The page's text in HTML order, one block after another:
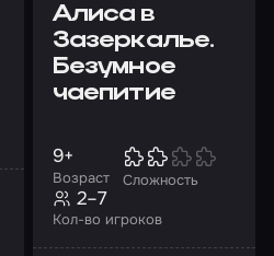
Алиса в
Зазеркалье.
Безумное
чаепитие
Возраст
9+
Сложность
Кол-во игроков
2–7